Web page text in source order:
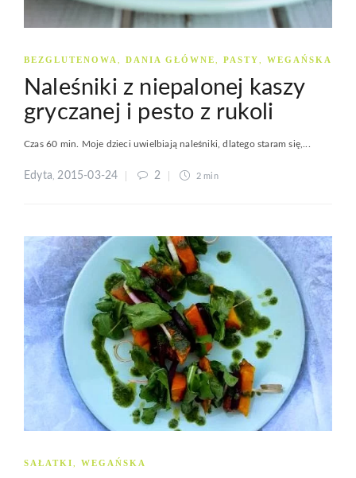
BEZGLUTENOWA, DANIA GŁÓWNE, PASTY, WEGAŃSKA
Naleśniki z niepalonej kaszy
gryczanej i pesto z rukoli
Czas 60 min. Moje dzieci uwielbiają naleśniki, dlatego staram się,...
Edyta,2015-03-24 2 2 min
SAŁATKI WEGAŃSKA